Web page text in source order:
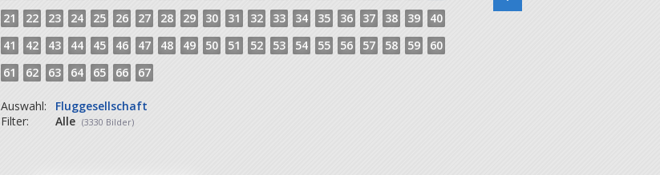
21
22 23 24 25 26 27 28 29 30 31 32 33 34 35 36 37 38 39
40
41
42 43 44 45 46 47 48 49 50 51 52 53 54 55 56 57 58 59
60
61
62 63 64 65 66 67
Auswahl:
Fluggesellschaft
Filter:
Alle (3330 Bilder)